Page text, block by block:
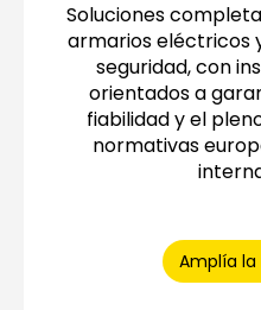
Soluciones
armarios eléctricos
seguridad, con
orientados a
fiabilidad y el
normativas
Amplía